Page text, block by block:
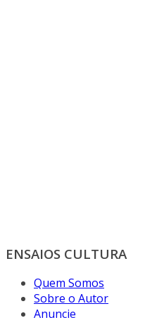
ENSAIOS CULTURA
Quem Somos
Sobre o Autor
Anuncie